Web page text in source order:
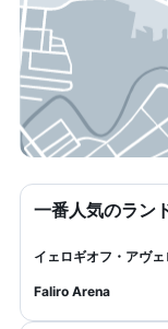
一番人気のラン
イェロギオフ・アヴェ
Faliro Arena